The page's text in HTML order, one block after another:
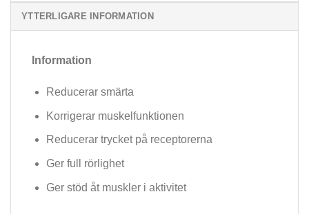
YTTERLIGARE INFORMATION
Information
Reducerar smärta
Korrigerar muskelfunktionen
Reducerar trycket på receptorerna
Ger full rörlighet
Ger stöd åt muskler i aktivitet